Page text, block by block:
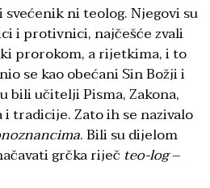
svećenik ni teolog. Njegovi su
i protivnici, najčešće zvali
prorokom, a rijetkima, i to
se kao obećani Sin Božji i
bili učitelji Pisma, Zakona,
tradicije. Zato ih se nazivalo
. Bili su dijelom
grčka riječ teo-log–